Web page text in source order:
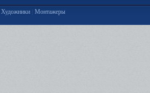
Художники| Монтажеры